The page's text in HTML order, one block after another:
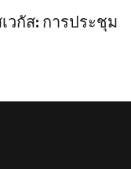
วกัส: การประชุม